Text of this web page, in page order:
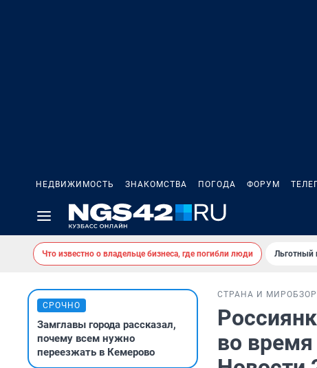
НЕДВИЖИМОСТЬ ЗНАКОМСТВА ПОГОДА ФОРУМ
Что известно о владельце бизнеса, где погибли люди Льготный
СРОЧНО
Замглавы города рассказал,
почему всем нужно
переезжать в Кемерово
СТРАНА И МИРОБЗОР
во